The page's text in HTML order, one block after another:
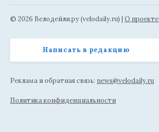
© 2026 Велодейли.ру (velodaily.ru) | О проекте
Написать в редакцию
Реклама и обратная связь: news@velodaily.ru
Политика конфиденциальности